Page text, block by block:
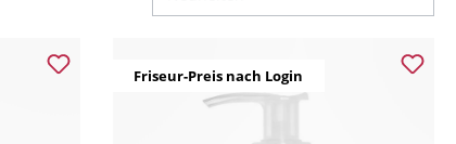
Friseur-Preis nach Login